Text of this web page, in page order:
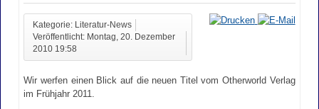
Kategorie: Literatur-News
Veröffentlicht: Montag, 20. Dezember
2010 19:58
Wir werfen einen Blick auf die neuen Titel vom Otherworld Verlag
im Frühjahr 2011.